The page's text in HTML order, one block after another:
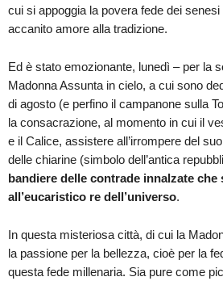
cui si appoggia la povera fede dei
accanito amore alla tradizione.
Ed è stato emozionante, lunedì – per la
Madonna Assunta in cielo, a cui sono
di agosto (e perfino il campanone sulla
la consacrazione, al momento in cui il
e il Calice, assistere all’irrompere del
delle chiarine (simbolo dell’antica
bandiere delle contrade innalzate
all’eucaristico re dell’universo.
In questa misteriosa città, di cui la
la passione per la bellezza, cioè per la
questa fede millenaria. Sia pure come